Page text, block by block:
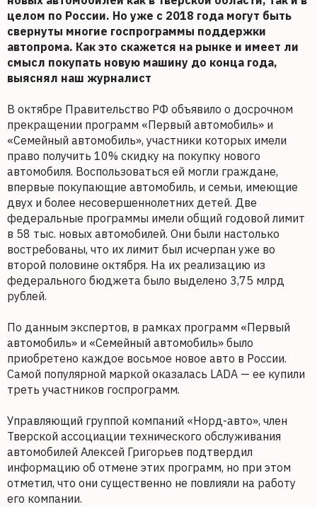
целом по России. Но уже с 2018 года могут быть
свернуты многие госпрограммы поддержки
автопрома. Как это скажется на рынке и имеет ли
смысл покупать новую машину до конца года,
выяснял наш журналист
В октябре Правительство РФ объявило о досрочном
прекращении программ «Первый автомобиль» и
«Семейный автомобиль», участники которых имели
право получить 10% скидку на покупку нового
автомобиля. Воспользоваться ей могли граждане,
впервые покупающие автомобиль, и семьи, имеющие
двух и более несовершеннолетних детей. Две
федеральные программы имели общий годовой лимит
в 58 тыс. новых автомобилей. Они были настолько
востребованы, что их лимит был исчерпан уже во
второй половине октября. На их реализацию из
федерального бюджета было выделено 3,75 млрд
рублей.
По данным экспертов, в рамках программ «Первый
автомобиль» и «Семейный автомобиль» было
приобретено каждое восьмое новое авто в России.
Самой популярной маркой оказалась LADA — ее купили
треть участников госпрограмм.
Управляющий группой компаний «Норд-авто», член
Тверской ассоциации технического обслуживания
автомобилей Алексей Григорьев подтвердил
информацию об отмене этих программ, но при этом
отметил, что они существенно не повлияли на работу
его компании.